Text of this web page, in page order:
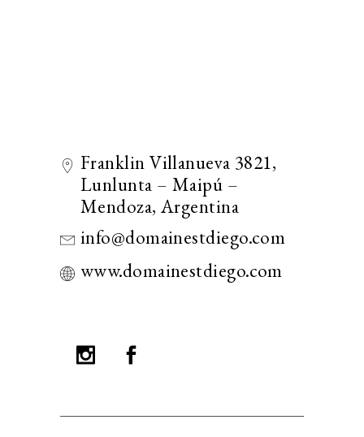
Franklin Villanueva 3821,
Lunlunta – Maipú –
Mendoza, Argentina
info@domainestdiego.com
www.domainestdiego.com